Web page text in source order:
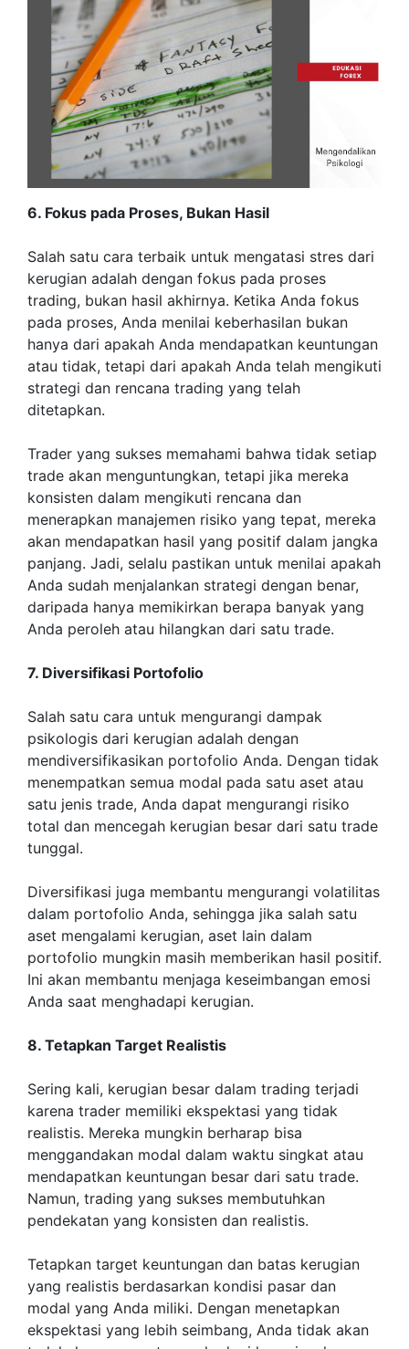
6. Fokus pada Proses, Bukan Hasil
Salah satu cara terbaik untuk mengatasi stres dari
kerugian adalah dengan fokus pada proses
trading, bukan hasil akhirnya. Ketika Anda fokus
pada proses, Anda menilai keberhasilan bukan
hanya dari apakah Anda mendapatkan keuntungan
atau tidak, tetapi dari apakah Anda telah mengikuti
strategi dan rencana trading yang telah
ditetapkan.
Trader yang sukses memahami bahwa tidak setiap
trade akan menguntungkan, tetapi jika mereka
konsisten dalam mengikuti rencana dan
menerapkan manajemen risiko yang tepat, mereka
akan mendapatkan hasil yang positif dalam jangka
panjang. Jadi, selalu pastikan untuk menilai apakah
Anda sudah menjalankan strategi dengan benar,
daripada hanya memikirkan berapa banyak yang
Anda peroleh atau hilangkan dari satu trade.
7. Diversifikasi Portofolio
Salah satu cara untuk mengurangi dampak
psikologis dari kerugian adalah dengan
mendiversifikasikan portofolio Anda. Dengan tidak
menempatkan semua modal pada satu aset atau
satu jenis trade, Anda dapat mengurangi risiko
total dan mencegah kerugian besar dari satu trade
tunggal.
Diversifikasi juga membantu mengurangi volatilitas
dalam portofolio Anda, sehingga jika salah satu
aset mengalami kerugian, aset lain dalam
portofolio mungkin masih memberikan hasil positif.
Ini akan membantu menjaga keseimbangan emosi
Anda saat menghadapi kerugian.
8. Tetapkan Target Realistis
Sering kali, kerugian besar dalam trading terjadi
karena trader memiliki ekspektasi yang tidak
realistis. Mereka mungkin berharap bisa
menggandakan modal dalam waktu singkat atau
mendapatkan keuntungan besar dari satu trade.
Namun, trading yang sukses membutuhkan
pendekatan yang konsisten dan realistis.
Tetapkan target keuntungan dan batas kerugian
yang realistis berdasarkan kondisi pasar dan
modal yang Anda miliki. Dengan menetapkan
ekspektasi yang lebih seimbang, Anda tidak akan